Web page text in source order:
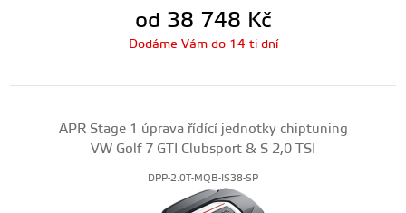
od 38 748 Kč
Dodáme Vám do 14 ti dní
APR Stage 1 úprava řídící jednotky chiptuning
VW Golf 7 GTI Clubsport & S 2,0 TSI
DPP-2.0T-MQB-IS38-SP